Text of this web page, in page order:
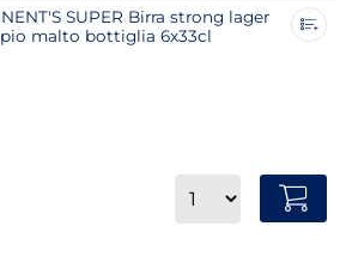
SUPER Birra strong lager
malto bottiglia 6x33cl
Quantità